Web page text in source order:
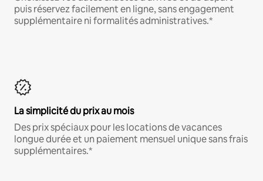
puis réservez facilement en ligne, sans engagement
supplémentaire ni formalités administratives.*
La simplicité du prix au mois
Des prix spéciaux pour les locations de vacances
longue durée et un paiement mensuel unique sans frais
supplémentaires.*